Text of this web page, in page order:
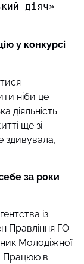
діяч»
у конкурсі
ніби це
діяльність
ще зі
здивувала,
за роки
із
Правління ГО
Молодіжної
Працюю в